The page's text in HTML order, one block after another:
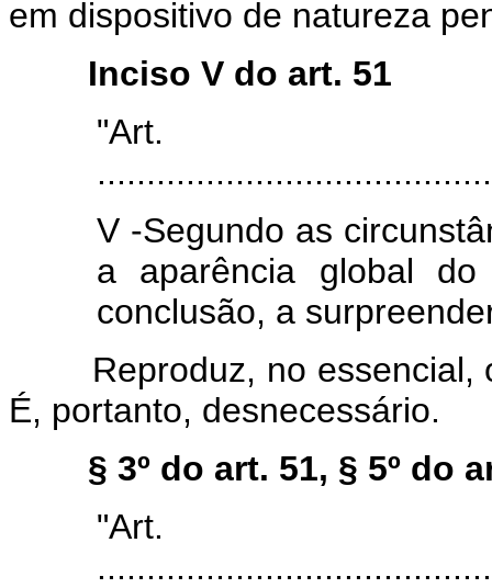
em dispositivo de natureza
Inciso V do art. 51
V -Segundo as
a aparência global
conclusão, a
Reproduz, no essencial, o
É, portanto, desnecessário.
§ 3º do art. 51, § 5º do